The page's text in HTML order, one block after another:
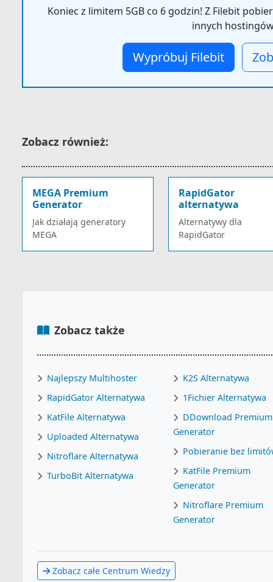
Koniec z limitem 5GB co 6 godzin! Z Filebit
innych
Wypróbuj Filebit
Zobacz również:
MEGA Premium
Generator
Jak działają generatory
MEGA
RapidGator
alternatywa
Alternatywy dla
RapidGator
Zobacz także
Najlepszy Multihoster
RapidGator Alternatywa
KatFile Alternatywa
Uploaded Alternatywa
Nitroflare Alternatywa
TurboBit Alternatywa
K2S Alternatywa
1Fichier Alternatywa
DDownload Premium
Generator
Pobieranie bez
KatFile Premium
Generator
Nitroflare Premium
Generator
Zobacz całe Centrum Wiedzy